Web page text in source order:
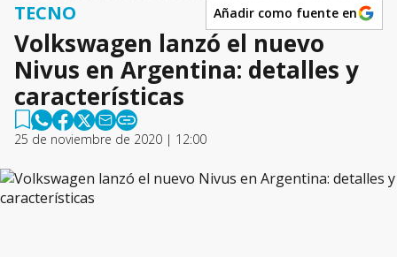
TECNO Añadir como fuente en
Volkswagen lanzó el nuevo
Nivus en Argentina: detalles y
características
25 de noviembre de 2020 | 12:00